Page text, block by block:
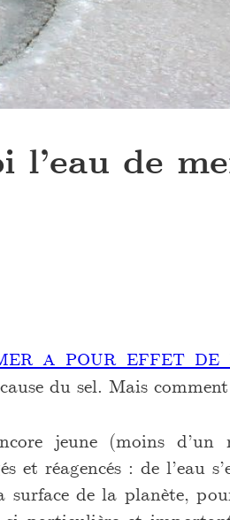
l’eau de
a pour effet de
du sel. Mais
jeune (moins d’un
et réagencés : de l’eau
surface de la planète,